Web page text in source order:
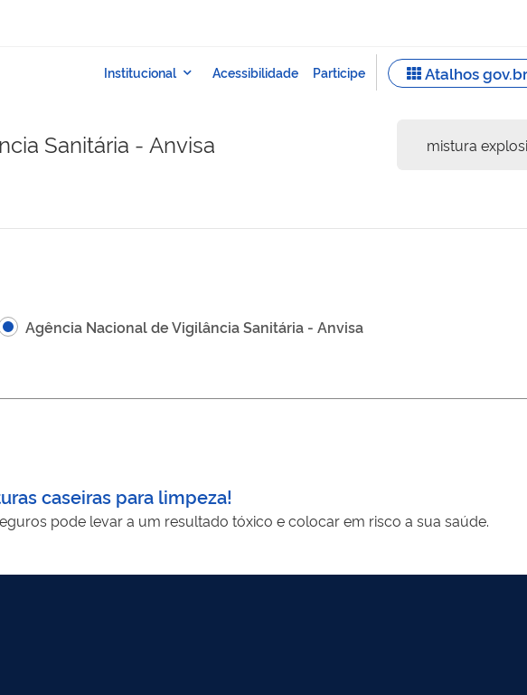
Sanitária - Anvisa
Agência Nacional de Vigilância Sanitária - Anvisa
caseiras para limpeza!
pode levar a um resultado tóxico e colocar em risco a sua saúde.